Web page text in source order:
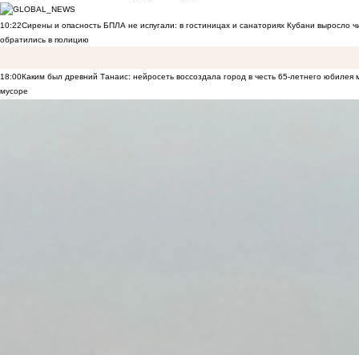
10:22Сирены и опасность БПЛА не испугали: в гостиницах и санаториях Кубани выросло
обратились в полицию
18:00Каким был древний Танаис: нейросеть воссоздала город в честь 65-летнего юбилея
мусоре